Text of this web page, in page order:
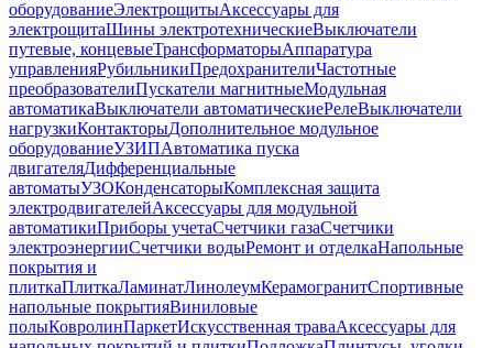
оборудованиеЭлектрощитыАксессуары для
электрощитаШины электротехническиеВыключатели
путевые, концевыеТрансформаторыАппаратура
управленияРубильникиПредохранителиЧастотные
преобразователиПускатели магнитныеМодульная
автоматикаВыключатели автоматическиеРелеВыключатели
нагрузкиКонтакторыДополнительное модульное
оборудованиеУЗИПАвтоматика пуска
двигателяДифференциальные
автоматыУЗОКонденсаторыКомплексная защита
электродвигателейАксессуары для модульной
автоматикиПриборы учетаСчетчики газаСчетчики
электроэнергииСчетчики водыРемонт и отделкаНапольные
покрытия и
плиткаПлиткаЛаминатЛинолеумКерамогранитСпортивные
напольные покрытияВиниловые
полыКовролинПаркетИскусственная траваАксессуары для